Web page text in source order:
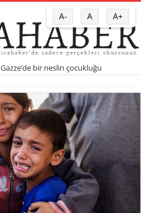
Gazze’de bir neslin çocukluğu
A- A A+